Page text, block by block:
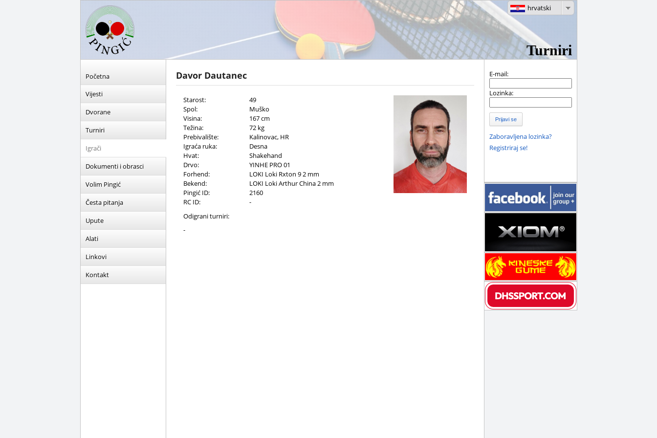
Turniri
hrvatski
Početna
Vijesti
Dvorane
Turniri
Igrači
Dokumenti i obrasci
Volim Pingić
Česta pitanja
Upute
Alati
Linkovi
Kontakt
Davor Dautanec
Starost:
49
Spol:
Muško
Visina:
167 cm
Težina:
72 kg
Prebivalište:
Kalinovac, HR
Igraća ruka:
Desna
Hvat:
Shakehand
Drvo:
YINHE PRO 01
Forhend:
LOKI Loki Rxton 9 2 mm
Bekend:
LOKI Loki Arthur China 2 mm
Pingić ID:
2160
RC ID:
-
Odigrani turniri:
-
E-mail:
Lozinka:
Prijavi se
Zaboravljena lozinka?
Registriraj se!